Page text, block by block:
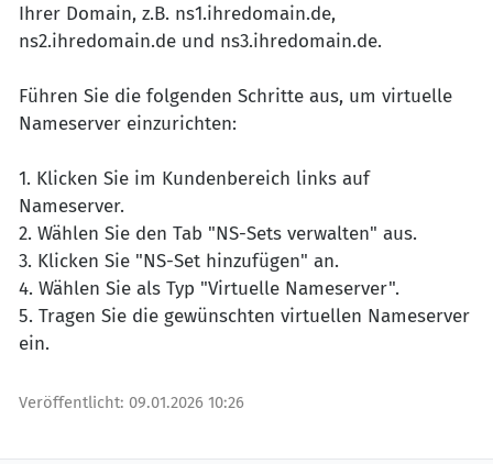
Ihrer Domain, z.B. ns1.ihredomain.de,
ns2.ihredomain.de und ns3.ihredomain.de.
Führen Sie die folgenden Schritte aus, um virtuelle
Nameserver einzurichten:
1. Klicken Sie im Kundenbereich links auf
Nameserver.
2. Wählen Sie den Tab "NS-Sets verwalten" aus.
3. Klicken Sie "NS-Set hinzufügen" an.
4. Wählen Sie als Typ "Virtuelle Nameserver".
5. Tragen Sie die gewünschten virtuellen Nameserver
ein.
Veröffentlicht: 09.01.2026 10:26